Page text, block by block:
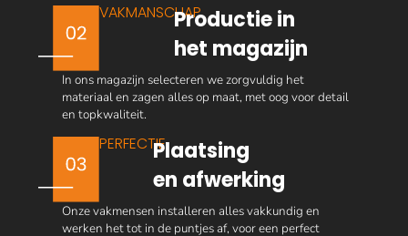
VAKMANSCHAPProductie in
het magazijn
In ons magazijn selecteren we zorgvuldig het
materiaal en zagen alles op maat, met oog voor detail
en topkwaliteit.
PERFECTIEPlaatsing
en afwerking
Onze vakmensen installeren alles vakkundig en
werken het tot in de puntjes af, voor een perfect